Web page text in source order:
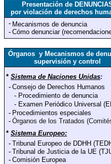
Presentación de
por violación de derechos
- Mecanismos de denuncia
- Cómo denunciar
Órganos y Mecanismos de
supervisión y control
* Sistema de Naciones Unidas:
- Consejo de Derechos Humanos
- Procedimiento de denuncia
- Examen Periódico Universal
- Procedimientos especiales
- Órganos de los Tratados
* Sistema Europeo:
- Tribunal Europeo de DDHH
- Tribunal de Justicia de la UE
- Comisión Europea